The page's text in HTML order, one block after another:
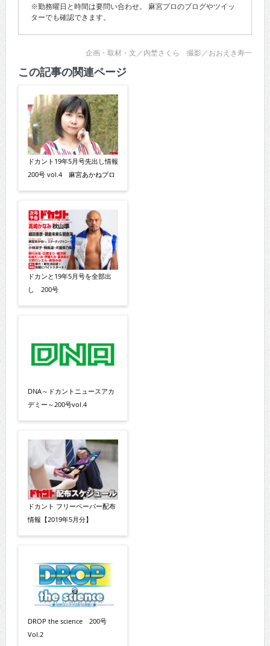
※勤務曜日と時間は要問い合わせ。 麻宮プロのブログやツイッ
ターでも確認できます。
企画・取材・文／内埜さくら 撮影／おおえき寿一
この記事の関連ページ
ドカント19年5月号先出し情報
200号 vol.4 麻宮あかねプロ
ドカンと19年5月号を全部出
し 200号
DNA～ドカントニュースアカ
デミー～200号vol.4
ドカント フリーペーパー配布
情報【2019年5月分】
DROP the science 200号
Vol.2